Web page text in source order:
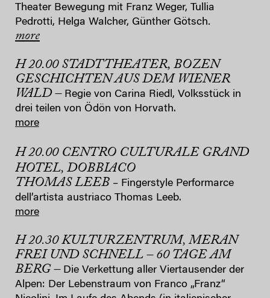
Theater Bewegung mit Franz Weger, Tullia
Pedrotti, Helga Walcher, Günther Götsch.
more
H 20.00 STADTTHEATER, BOZEN
GESCHICHTEN AUS DEM WIENER
WALD – Regie von Carina Riedl, Volksstück in
drei teilen von Ödön von Horvath.
more
H 20.00 CENTRO CULTURALE GRAND
HOTEL, DOBBIACO
THOMAS LEEB – Fingerstyle Performarce
dell’artista austriaco Thomas Leeb.
more
H 20.30 KULTURZENTRUM, MERAN
FREI UND SCHNELL – 60 TAGE AM
BERG – Die Verkettung aller Viertausender der
Alpen: Der Lebenstraum von Franco „Franz“